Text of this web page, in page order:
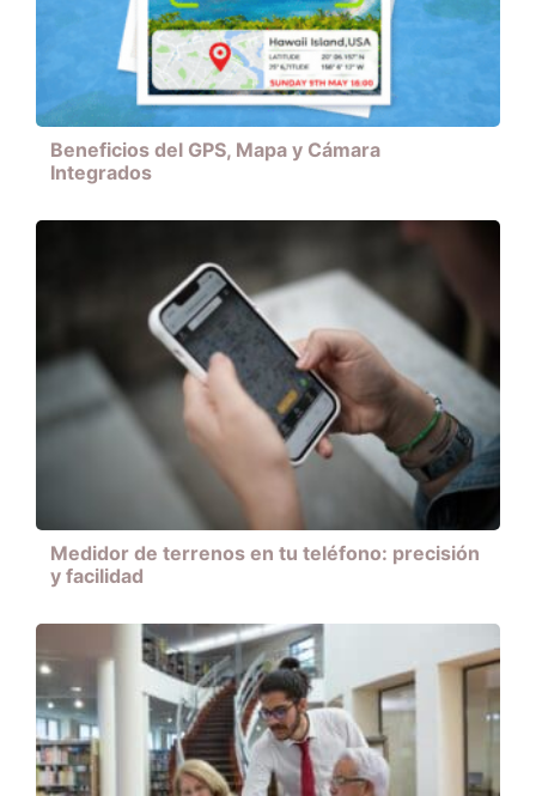
Beneficios del GPS, Mapa y Cámara
Integrados
Medidor de terrenos en tu teléfono: precisión
y facilidad